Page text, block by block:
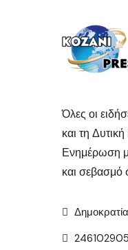
Όλες οι
και τη
Ενημέρωση
και σεβασμό